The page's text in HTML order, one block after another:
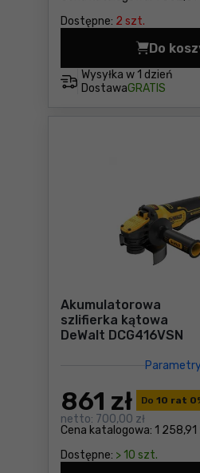
Dostępne: 2 szt.
Wysyłka w 1 dzień
DostawaGRATIS
Do
Akumulatorowa
szlifierka kątowa
DeWalt DCG416VSN
Do 10 rat 0
Cena katalogowa: 1 258,91
861 zł
netto: 700,00 zł
Dostępne: > 10 szt.